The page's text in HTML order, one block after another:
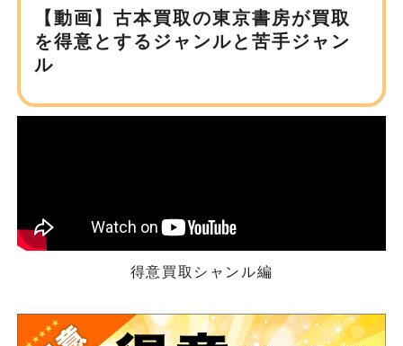
【動画】古本買取の東京書房が買取
を得意とするジャンルと苦手ジャン
ル
得意買取シャンル編